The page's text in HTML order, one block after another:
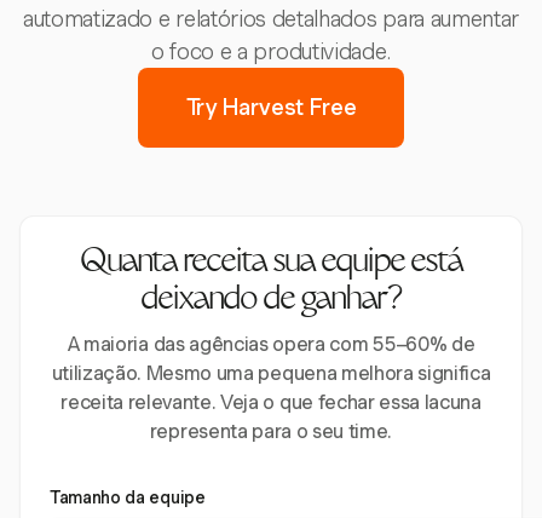
automatizado e relatórios detalhados para aumentar
o foco e a produtividade.
Try Harvest Free
Quanta receita sua equipe está
deixando de ganhar?
A maioria das agências opera com 55–60% de
utilização. Mesmo uma pequena melhora significa
receita relevante. Veja o que fechar essa lacuna
representa para o seu time.
Tamanho da equipe